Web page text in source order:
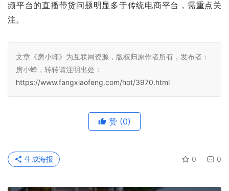
频平台的直播带货问题明显多于传统电商平台，需重点关
注。
文章《房小蜂》为互联网资源，版权归原作者所有，发布者：
房小蜂，转转请注明出处：
https://www.fangxiaofeng.com/hot/3970.html
赞 (0)
0 0
生成海报